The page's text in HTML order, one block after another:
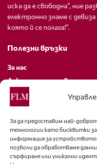
За да предоставим най-
технологии като бисквитки
информация за
позволи да обработваме
сърфиране или уникални
иска да е свободна”, ние
електронно знаме с
която й се полага!”.
Полезни връзки
За нас
Декларация за
Политика за бисквитки
За контакти
editor@fashion-lifestyle.net
+359 88 227 33 47